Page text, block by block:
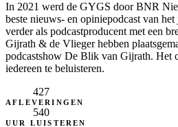
In 2021 werd de GYGS door BNR
beste nieuws- en opiniepodcast van
verder als podcastproducent met een
Gijrath & de Vlieger hebben
podcastshow De Blik van Gijrath. Het
iedereen te beluisteren.
427
AFLEVERINGEN
540
UUR LUISTEREN